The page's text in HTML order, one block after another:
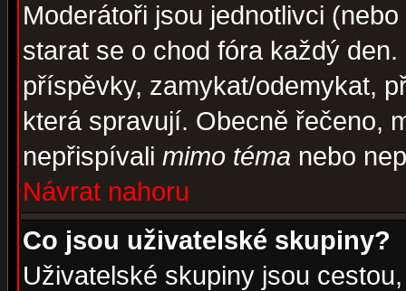
Moderátoři jsou jednotlivci
starat se o chod fóra každý
příspěvky, zamykat/odemykat,
která spravují. Obecně řečeno,
nepřispívali mimo téma nebo
Návrat nahoru
Co jsou uživatelské skupiny?
Uživatelské skupiny jsou